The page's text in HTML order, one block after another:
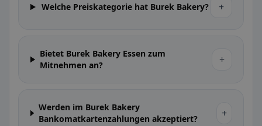
Welche Preiskategorie hat Burek Bakery? +
Bietet Burek Bakery Essen zum
Mitnehmen an?
+
Werden im Burek Bakery
Bankomatkartenzahlungen akzeptiert?
+